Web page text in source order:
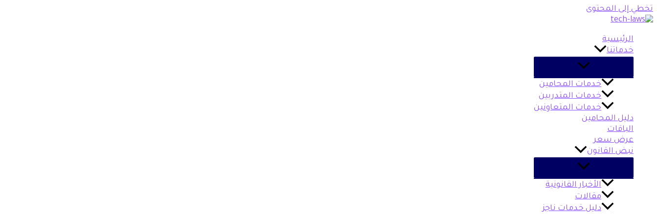
تخطي إلى المحتوى
الرئيسية
خدماتنا
خدمات المحامين
خدمات المتدربين
خدمات المتعاونين
دليل المحامين
الباقات
عرض سعر
نبض القانون
الأخبار القانونية
مقالات
دليل خدمات ناجز